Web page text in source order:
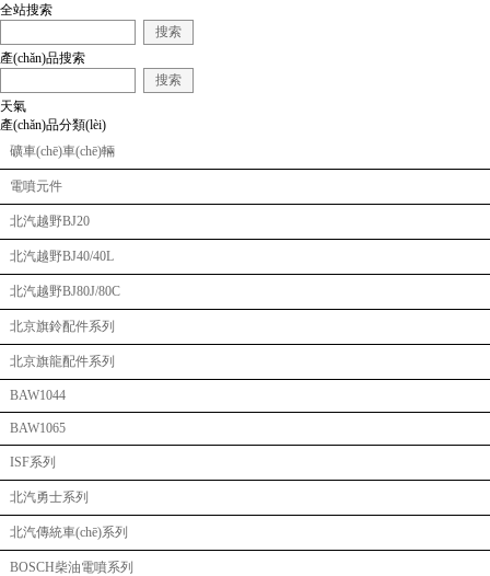
全站搜索
搜索
產(chǎn)品搜索
搜索
天氣
產(chǎn)品分類(lèi)
礦車(chē)車(chē)輛
電噴元件
北汽越野BJ20
北汽越野BJ40/40L
北汽越野BJ80J/80C
北京旗鈴配件系列
北京旗龍配件系列
BAW1044
BAW1065
ISF系列
北汽勇士系列
北汽傳統車(chē)系列
BOSCH柴油電噴系列